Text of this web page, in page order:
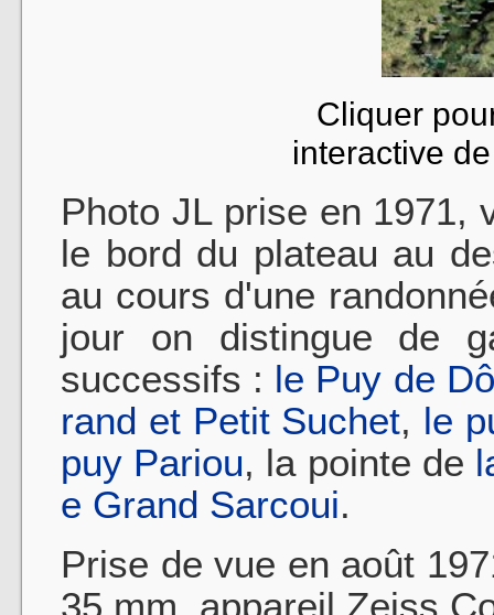
Cliquer
interactive
Photo JL prise en 1971,
le bord du plateau au
au cours d'une
jour on distingue de
successifs : le Puy de
rand et Petit Suchet, le
puy Pariou, la pointe de
e Grand Sarcoui.
Prise de vue en août
35 mm, appareil Zeiss